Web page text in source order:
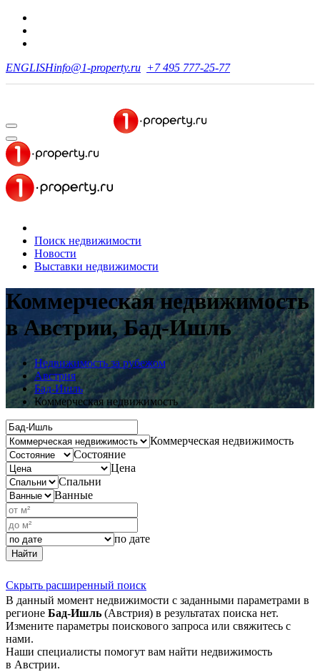
ENGLISHinfo@1-property.ru +7 495 777-25-77
Поиск недвижимости
Новости
Выставки недвижимости
Коммерческая недвижимость
в Австрии, Бад-Ишль
Недвижимость за рубежом
Австрия
Бад-Ишль
Коммерческая недвижимость
Коммерческая недвижимость
Состояние
Цена
Спальни
Ванные
по дате
Найти
Скрыть расширенный поиск
В данный момент недвижимости с заданными параметрами в
регионе Бад-Ишль (Австрия) в результатах поиска нет.
Измените параметры поискового запроса или свяжитесь с
нами.
Наши специалисты помогут вам найти недвижимость
в Австрии.